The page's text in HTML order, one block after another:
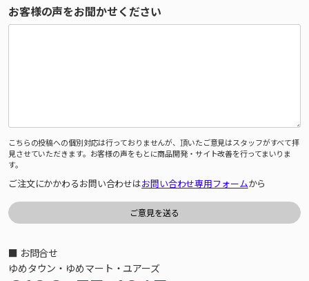
お客様の声をお聞かせください
こちらの投稿への個別対応は行っておりませんが、頂いたご意見はスタッフがすべて拝
見させていただきます。お客様の声をもとに商品開発・サイト改善を行ってまいりま
す。
ご注文にかかわるお問い合わせはお問い合わせ専用フォームから
■ お問合せ
ゆめタウン・ゆめマート・ユアーズ